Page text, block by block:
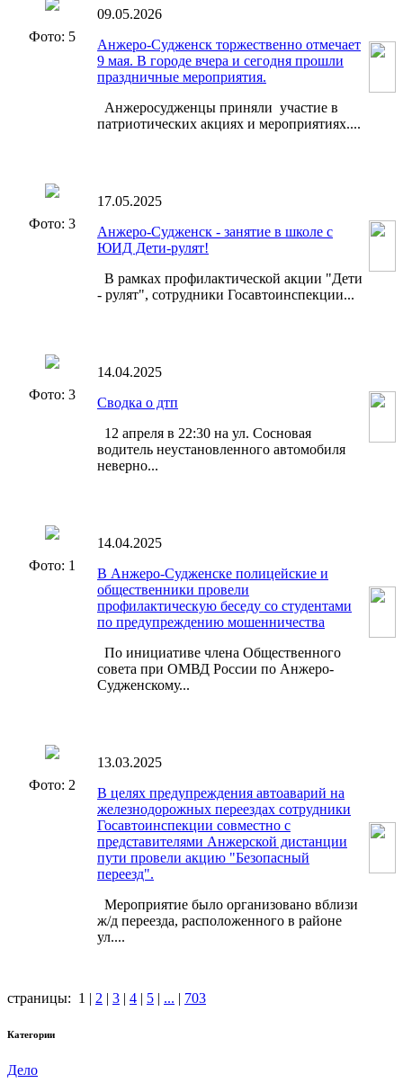
Фото: 5
09.05.2026
Анжеро-Судженск торжественно отмечает
9 мая. В городе вчера и сегодня прошли
праздничные мероприятия.
Анжеросудженцы приняли участие в
патриотических акциях и мероприятиях....
Фото: 3
17.05.2025
Анжеро-Судженск - занятие в школе с
ЮИД Дети-рулят!
В рамках профилактической акции "Дети
- рулят", сотрудники Госавтоинспекции...
Фото: 3
14.04.2025
Сводка о дтп
12 апреля в 22:30 на ул. Сосновая
водитель неустановленного автомобиля
неверно...
Фото: 1
14.04.2025
В Анжеро-Судженске полицейские и
общественники провели
профилактическую беседу со студентами
по предупреждению мошенничества
По инициативе члена Общественного
совета при ОМВД России по Анжеро-
Судженскому...
Фото: 2
13.03.2025
В целях предупреждения автоаварий на
железнодорожных переездах сотрудники
Госавтоинспекции совместно с
представителями Анжерской дистанции
пути провели акцию "Безопасный
переезд".
Мероприятие было организовано вблизи
ж/д переезда, расположенного в районе
ул....
страницы: 1 | 2 | 3 | 4 | 5 | ... | 703
Категории
Дело